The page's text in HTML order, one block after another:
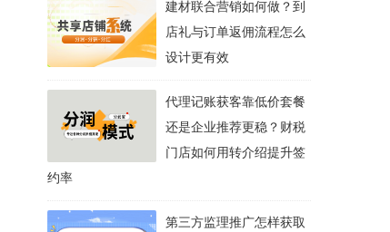
建材联合营销如何做？到
店礼与订单返佣流程怎么
设计更有效
代理记账获客靠低价套餐
还是企业推荐更稳？财税
门店如何用转介绍提升签
约率
第三方监理推广怎样获取